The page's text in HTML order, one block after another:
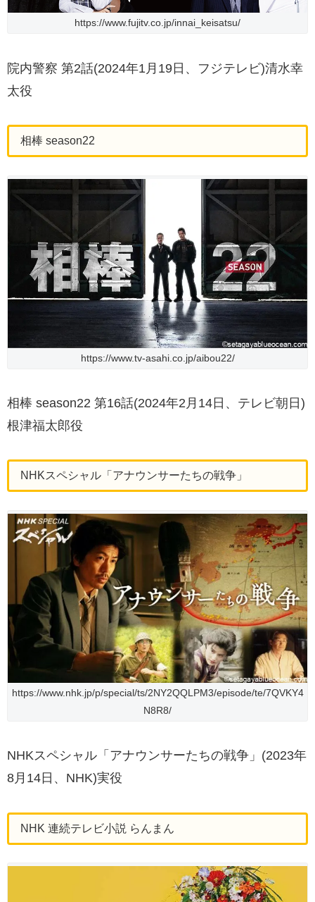
https://www.fujitv.co.jp/innai_keisatsu/
院内警察 第2話(2024年1月19日、フジテレビ)清水幸
太役
相棒 season22
https://www.tv-asahi.co.jp/aibou22/
相棒 season22 第16話(2024年2月14日、テレビ朝日)
根津福太郎役
NHKスペシャル「アナウンサーたちの戦争」
https://www.nhk.jp/p/special/ts/2NY2QQLPM3/episode/te/7QVKY4
N8R8/
NHKスペシャル「アナウンサーたちの戦争」(2023年
8月14日、NHK)実役
NHK 連続テレビ小説 らんまん